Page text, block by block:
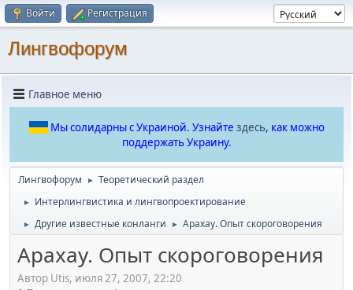
Войти Регистрация
Лингвофорум
Главное меню
Мы солидарны с Украиной. Узнайте здесь, как можно
поддержать Украину.
Лингвофорум ► Теоретический раздел
► Интерлингвистика и лингвопроектирование
► Другие известные конланги ► Арахау. Опыт скороговорения
Арахау. Опыт скороговорения
Автор Utis, июля 27, 2007, 22:20